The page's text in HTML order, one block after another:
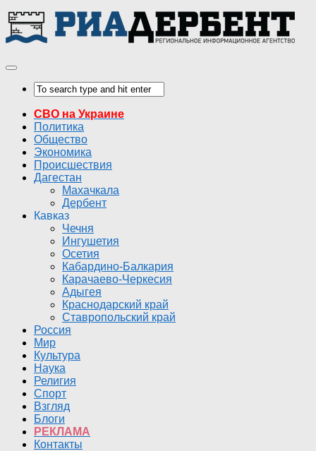
СВО на Украине
Политика
Общество
Экономика
Происшествия
Дагестан
Махачкала
Дербент
Кавказ
Чечня
Ингушетия
Осетия
Кабардино-Балкария
Карачаево-Черкесия
Адыгея
Краснодарский край
Ставропольский край
Россия
Мир
Культура
Наука
Религия
Спорт
Взгляд
Блоги
РЕКЛАМА
Контакты